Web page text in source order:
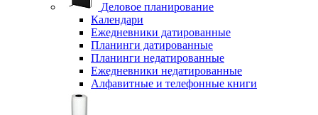
Деловое планирование
Календари
Ежедневники датированные
Планинги датированные
Планинги недатированные
Ежедневники недатированные
Алфавитные и телефонные книги